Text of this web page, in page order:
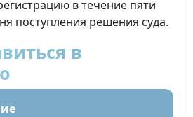
в течение пяти
поступления решения суда.
в